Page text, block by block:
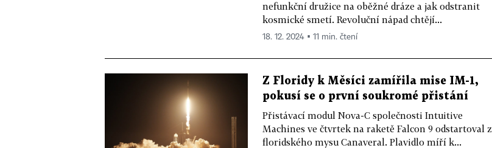
nefunkční družice na oběžné dráze a jak odstranit
kosmické smetí. Revoluční nápad chtějí...
18. 12. 2024 ▪ 11 min. čtení
Z Floridy k Měsíci zamířila mise IM-1,
pokusí se o první soukromé přistání
Přistávací modul Nova-C společnosti Intuitive
Machines ve čtvrtek na raketě Falcon 9 odstartoval z
floridského mysu Canaveral. Plavidlo míří k...